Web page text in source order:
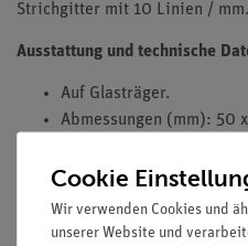
Strichgitter mit 10 Linien / mm.
Ausstattung und technische
Auf Glasträger.
Abmessungen (mm): 50
Cookie
Wir verwenden Cookies und
unserer Website und